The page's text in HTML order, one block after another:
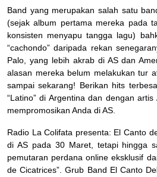
Band yang merupakan salah satu
(sejak album pertama mereka pada
konsisten menyapu tangga lagu)
“cachondo” daripada rekan
Palo, yang lebih akrab di AS dan
alasan mereka belum melakukan tur
sampai sekarang! Berikan hits
“Latino” di Argentina dan dengan
mempromosikan Anda di AS.
Radio La Colifata presenta: El Canto
di AS pada 30 Maret, tetapi hingga
pemutaran perdana online eksklusif
de Cicatrices”. Grub Band El Canto